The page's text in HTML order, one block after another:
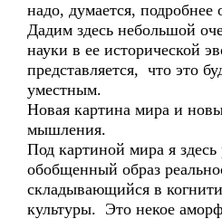
надо, думается, подробнее
Дадим здесь небольшой
науки в ее исторической
представляется, что это
уместным.
Новая картина мира и
мышления.
Под картиной мира я
обобщенный образ
складывающийся в
культуры. Это некое